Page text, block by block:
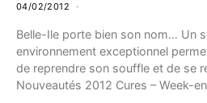
04/02/2012
Belle-Ile porte bien son nom… Un
environnement exceptionnel
de reprendre son souffle et de se
Nouveautés 2012 Cures – Week-